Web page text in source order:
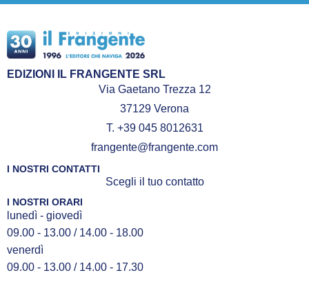
EDIZIONI IL FRANGENTE SRL
Via Gaetano Trezza 12
37129 Verona
T. +39 045 8012631
frangente@frangente.com
I NOSTRI CONTATTI
Scegli il tuo contatto
I NOSTRI ORARI
lunedì - giovedì
09.00 - 13.00 / 14.00 - 18.00
venerdì
09.00 - 13.00 / 14.00 - 17.30